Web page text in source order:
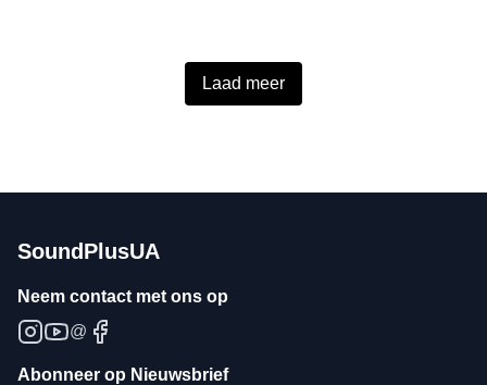
Laad meer
SoundPlusUA
Neem contact met ons op
@
Abonneer op Nieuwsbrief